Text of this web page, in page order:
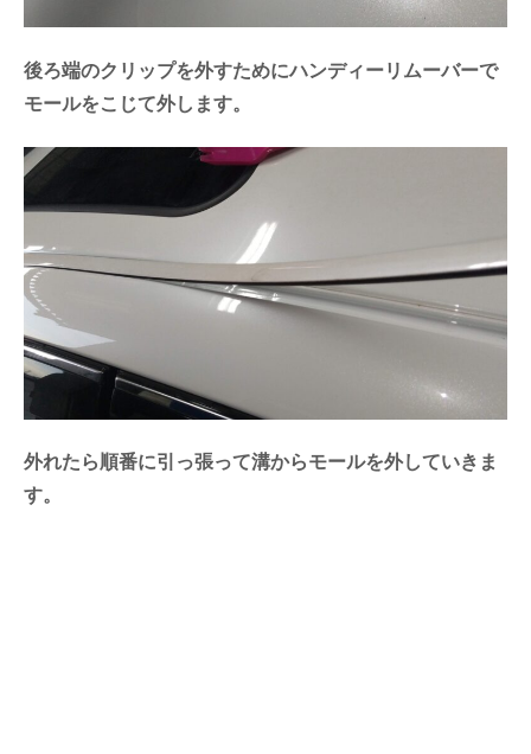
後ろ端のクリップを外すためにハンディーリムーバーで
モールをこじて外します。
外れたら順番に引っ張って溝からモールを外していきま
す。